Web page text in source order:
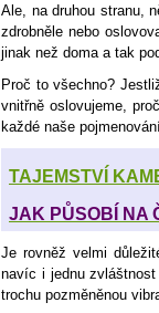
Ale, na druhou stranu,
zdrobněle nebo
jinak než doma a tak
Proč to všechno?
vnitřně oslovujeme,
každé naše
TAJEMSTVÍ
JAK PŮSOBÍ NA
Je rovněž velmi
navíc i jednu
trochu pozměněnou